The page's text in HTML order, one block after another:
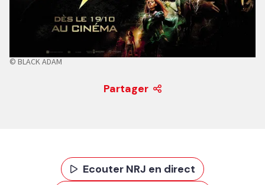
© BLACK ADAM
Partager
Ecouter NRJ en direct